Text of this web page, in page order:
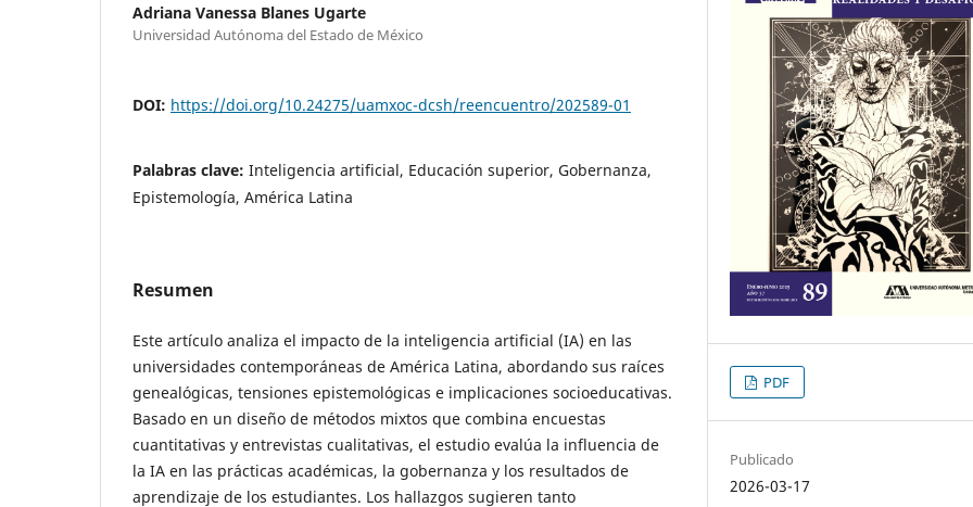
Adriana Vanessa Blanes Ugarte
Universidad Autónoma del Estado de México
DOI: https://doi.org/10.24275/uamxoc-dcsh/reencuentro/202589-01
Palabras clave: Inteligencia artificial, Educación superior, Gobernanza,
Epistemología, América Latina
Resumen
Este artículo analiza el impacto de la inteligencia artificial (IA) en las
universidades contemporáneas de América Latina, abordando sus raíces
genealógicas, tensiones epistemológicas e implicaciones socioeducativas.
Basado en un diseño de métodos mixtos que combina encuestas
cuantitativas y entrevistas cualitativas, el estudio evalúa la influencia de
la IA en las prácticas académicas, la gobernanza y los resultados de
aprendizaje de los estudiantes. Los hallazgos sugieren tanto
PDF
Publicado
2026-03-17